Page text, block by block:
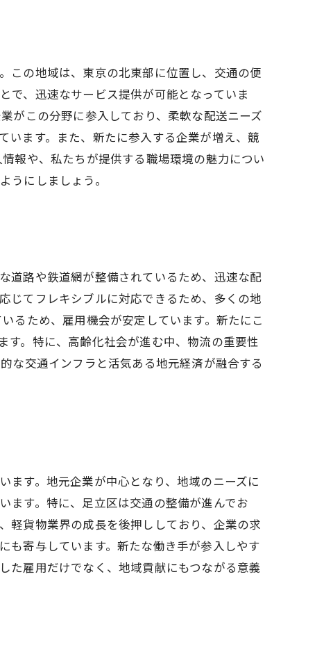
この地域は、東京の北東部に位置し、交通の便
で、迅速なサービス提供が可能となっていま
がこの分野に参入しており、柔軟な配送ニーズ
います。また、新たに参入する企業が増え、競
報や、私たちが提供する職場環境の魅力につい
うにしましょう。
道路や鉄道網が整備されているため、迅速な配
じてフレキシブルに対応できるため、多くの地
るため、雇用機会が安定しています。新たにこ
す。特に、高齢化社会が進む中、物流の重要性
な交通インフラと活気ある地元経済が融合する
ます。地元企業が中心となり、地域のニーズに
ます。特に、足立区は交通の整備が進んでお
軽貨物業界の成長を後押ししており、企業の求
も寄与しています。新たな働き手が参入しやす
た雇用だけでなく、地域貢献にもつながる意義